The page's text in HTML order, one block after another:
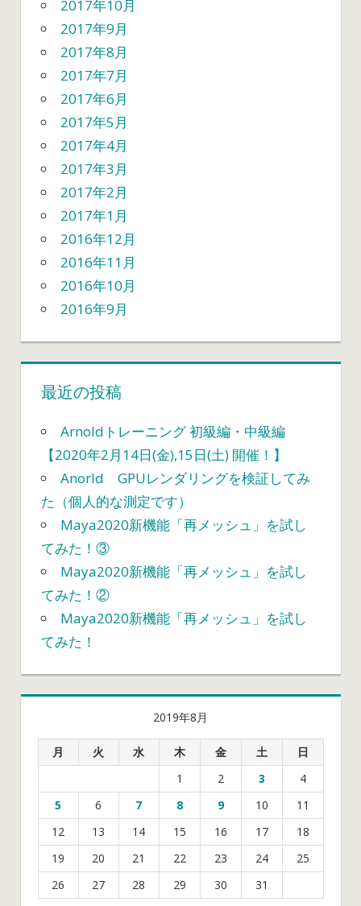
2017年10月
2017年9月
2017年8月
2017年7月
2017年6月
2017年5月
2017年4月
2017年3月
2017年2月
2017年1月
2016年12月
2016年11月
2016年10月
2016年9月
最近の投稿
Arnoldトレーニング 初級編・中級編
【2020年2月14日(金),15日(土) 開催！】
Anorld GPUレンダリングを検証してみ
た（個人的な測定です）
Maya2020新機能「再メッシュ」を試し
てみた！③
Maya2020新機能「再メッシュ」を試し
てみた！②
Maya2020新機能「再メッシュ」を試し
てみた！
2019年8月
月 火 水 木 金 土
日
1
2 3
4
5
6 7 8 9 10
11
12
13 14 15 16 17
18
19
20 21 22 23 24
25
26
27 28 29 30 31